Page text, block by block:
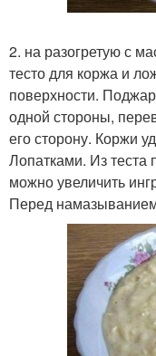
2. на разогретую с
тесто для коржа и
поверхности.
одной стороны,
его сторону. Коржи
Лопатками. Из теста
можно увеличить
Перед